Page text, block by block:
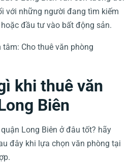
với những người đang tìm kiếm
đầu tư vào bất động sản.
tâm: Cho thuê văn phòng
khi thuê văn
Biên
Long Biên ở đâu tốt? hãy
đây khi lựa chọn văn phòng tại